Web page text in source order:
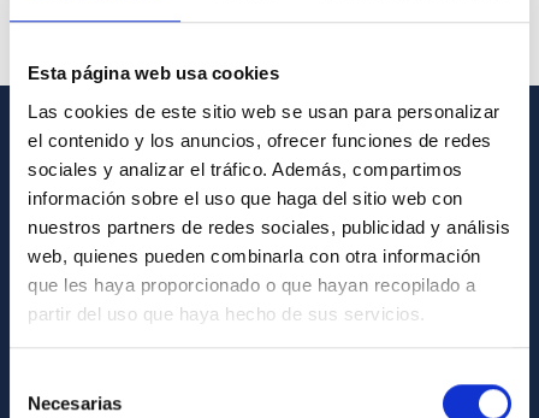
Esta página web usa cookies
Las cookies de este sitio web se usan para personalizar
el contenido y los anuncios, ofrecer funciones de redes
sociales y analizar el tráfico. Además, compartimos
información sobre el uso que haga del sitio web con
nuestros partners de redes sociales, publicidad y análisis
web, quienes pueden combinarla con otra información
que les haya proporcionado o que hayan recopilado a
partir del uso que haya hecho de sus servicios.
Necesarias
INFORMACIÓN GENERAL
Contacto
Cómo llegar al IAC
Directorio de personal
Biblioteca